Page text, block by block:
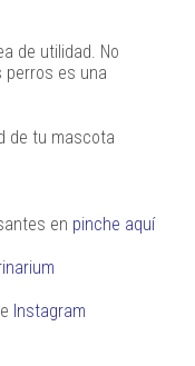
de utilidad. No
perros es una
de tu mascota
en pinche aquí
e Instagram